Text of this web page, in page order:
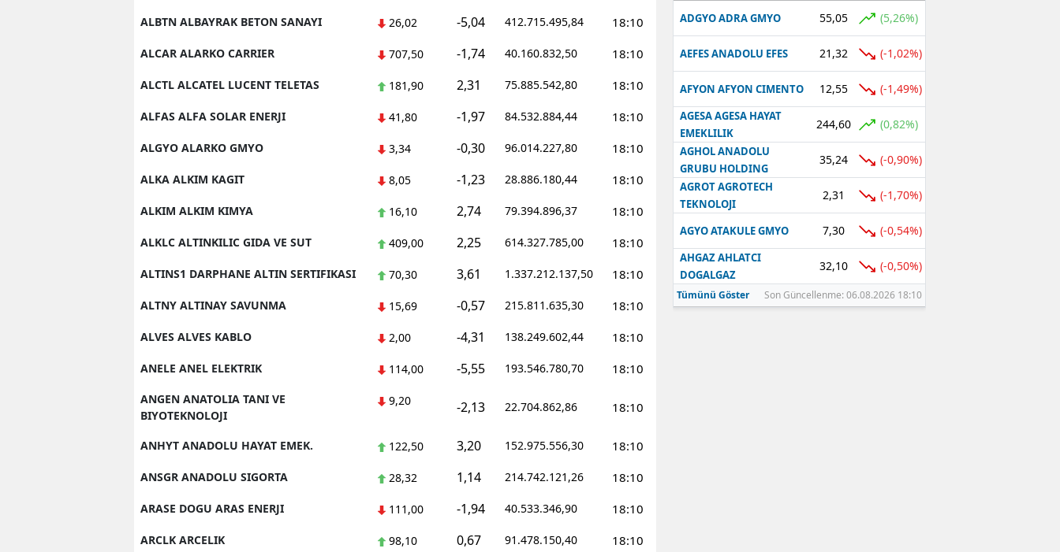
ALBTN ALBAYRAK BETON SANAYI 26,02 -5,04 412.715.495,84 18:10
ALCAR ALARKO CARRIER 707,50 -1,74 40.160.832,50 18:10
ALCTL ALCATEL LUCENT TELETAS 181,90 2,31 75.885.542,80 18:10
ALFAS ALFA SOLAR ENERJI 41,80 -1,97 84.532.884,44 18:10
ALGYO ALARKO GMYO 3,34 -0,30 96.014.227,80 18:10
ALKA ALKIM KAGIT 8,05 -1,23 28.886.180,44 18:10
ALKIM ALKIM KIMYA 16,10 2,74 79.394.896,37 18:10
ALKLC ALTINKILIC GIDA VE SUT 409,00 2,25 614.327.785,00 18:10
ALTINS1 DARPHANE ALTIN SERTIFIKASI 70,30 3,61 1.337.212.137,50 18:10
ALTNY ALTINAY SAVUNMA 15,69 -0,57 215.811.635,30 18:10
ALVES ALVES KABLO 2,00 -4,31 138.249.602,44 18:10
ANELE ANEL ELEKTRIK 114,00 -5,55 193.546.780,70 18:10
ANGEN ANATOLIA TANI VE
BIYOTEKNOLOJI
9,20 -2,13 22.704.862,86 18:10
ANHYT ANADOLU HAYAT EMEK. 122,50 3,20 152.975.556,30 18:10
ANSGR ANADOLU SIGORTA 28,32 1,14 214.742.121,26 18:10
ARASE DOGU ARAS ENERJI 111,00 -1,94 40.533.346,90 18:10
ARCLK ARCELIK 98,10 0,67 91.478.150,40 18:10
ADGYO ADRA GMYO 55,05 (5,26%)
AEFES ANADOLU EFES 21,32 (-1,02%)
AFYON AFYON CIMENTO 12,55 (-1,49%)
AGESA AGESA HAYAT
EMEKLILIK
244,60 (0,82%)
AGHOL ANADOLU
GRUBU HOLDING
35,24 (-0,90%)
AGROT AGROTECH
TEKNOLOJI
2,31 (-1,70%)
AGYO ATAKULE GMYO 7,30 (-0,54%)
AHGAZ AHLATCI
DOGALGAZ
32,10 (-0,50%)
Tümünü Göster Son Güncellenme: 06.08.2026 18:10